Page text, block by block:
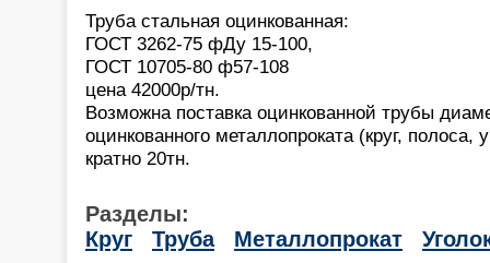
Труба стальная оцинкованная:
ГОСТ 3262-75 фДу 15-100,
ГОСТ 10705-80 ф57-108
цена 42000р/тн.
Возможна поставка оцинкованной трубы
оцинкованного металлопроката (круг, полоса,
кратно 20тн.
Разделы:
Круг
Труба Металлопрокат